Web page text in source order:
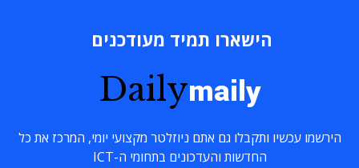
הישארו תמיד מעודכנים
Dailymaily
הירשמו עכשיו ותקבלו גם אתם ניוזלטר מקצועי יומי, המרכז את כל
החדשות והעדכונים בתחומי ה-ICT